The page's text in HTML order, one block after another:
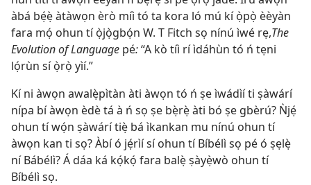
àbá bẹ́ẹ̀ àtàwọn èrò míì tó ta kora ló mú kí ọ̀pọ̀ èèyàn
fara mọ́ ohun tí ọ̀jọ̀gbọ́n W. T Fitch sọ nínú ìwé rẹ,The
Evolution of Language pé:“A kò tíì rí ìdáhùn tó ń tẹni
lọ́rùn sí ọ̀rọ̀ yìí.”
Kí ni àwọn awalẹ̀pìtàn àti àwọn tó ń ṣe ìwádìí ti ṣàwárí
nípa bí àwọn èdè tá à ń sọ ṣe bẹ̀rẹ̀ àti bó ṣe gbèrú? Ǹjẹ́
ohun tí wọ́n ṣàwárí tiẹ̀ bá ìkankan mu nínú ohun tí
àwọn kan ti sọ? Àbí ó jẹ́rìí sí ohun tí Bíbélì sọ pé ó ṣẹlẹ̀
ní Bábélì? Á dáa ká kọ́kọ́ fara balẹ̀ ṣàyẹ̀wò ohun tí
Bíbélì sọ.